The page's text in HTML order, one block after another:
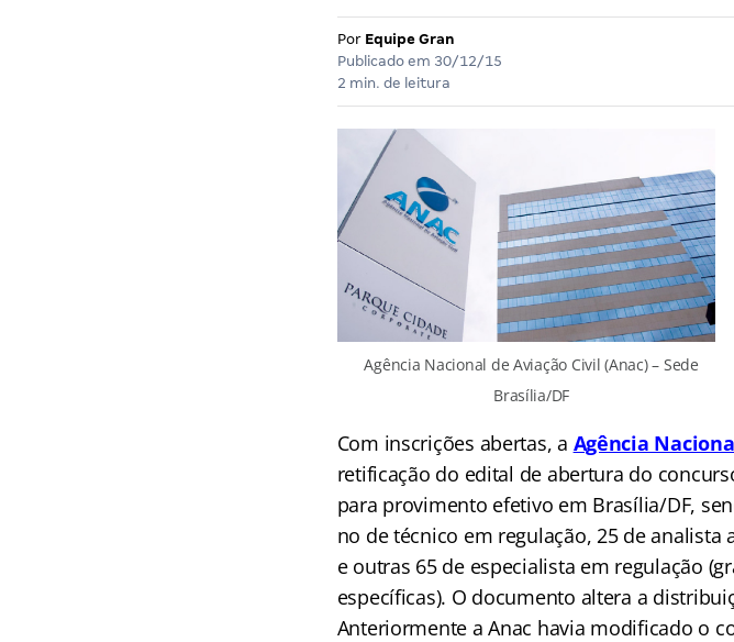
Por Equipe Gran
Publicado em 30/12/15
2 min. de leitura
Agência Nacional de Aviação Civil (Anac) – Sede
Brasília/DF
Com inscrições abertas, a Agência
retificação do edital de abertura do
para provimento efetivo em Brasília/DF,
no de técnico em regulação, 25 de
e outras 65 de especialista em regulação
específicas). O documento altera a
Anteriormente a Anac havia modificado o